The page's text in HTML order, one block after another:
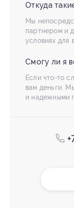
Откуда
Мы
партнером и
условиях для
Смогу ли я
Если что-то
вам деньги.
и надежными